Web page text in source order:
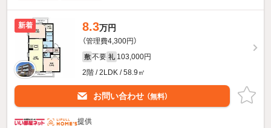
新着 8.3万円
（管理費4,300円）
敷 不要 礼 103,000円
2階 / 2LDK / 58.9㎡
お問い合わせ （無料）
提供